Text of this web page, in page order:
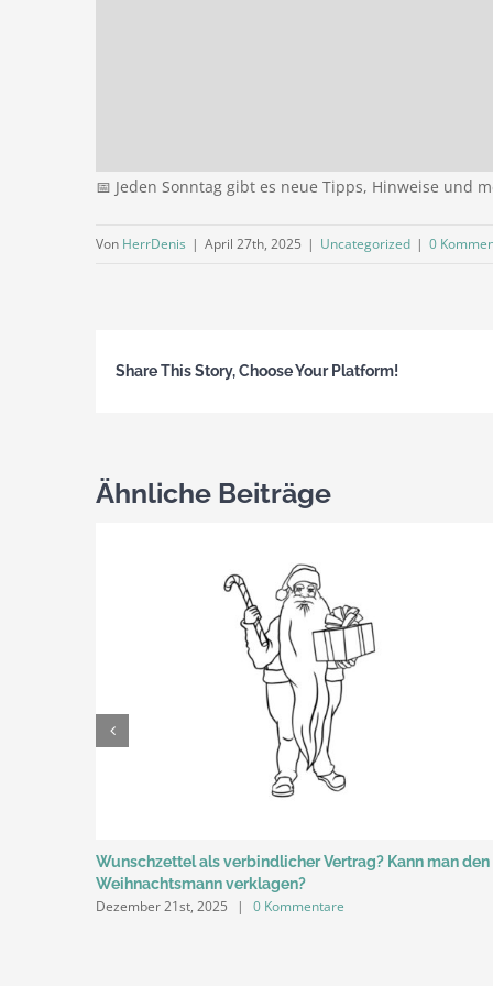
📅 Jeden Sonntag gibt es neue Tipps, Hinweise und
Von HerrDenis | April 27th, 2025 | Uncategorized | 0
Share This Story, Choose Your Platform!
Ähnliche Beiträge
Wunschzettel als verbindlicher Vertrag? Kann man den
Weihnachtsmann verklagen?
Dezember 21st, 2025 | 0 Kommentare